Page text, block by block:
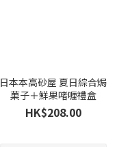
日本本高砂屋 夏日綜合焗
菓子＋鮮果啫喱禮盒
HK$208.00